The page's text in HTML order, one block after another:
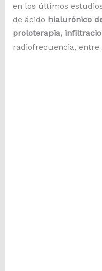
en los últimos
de ácido hialurónico
proloterapia,
radiofrecuencia,